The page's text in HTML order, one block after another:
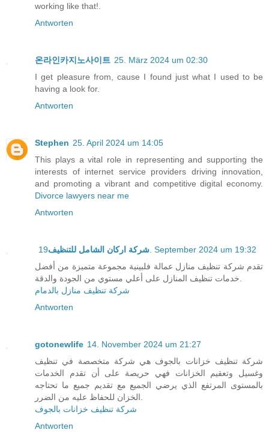
working like that!.
Antworten
온라인카지노사이트 25. März 2024 um 02:30
I get pleasure from, cause I found just what I used to be
having a look for.
Antworten
Stephen 25. April 2024 um 14:05
This plays a vital role in representing and supporting the
interests of internet service providers driving innovation,
and promoting a vibrant and competitive digital economy.
Divorce lawyers near me
Antworten
شركة اركان الشامل للتنظيف 19. September 2024 um 19:32
تقدم شركة تنظيف منازل عمالة فلبينية مجموعة متميزة من أفضل
شركة تنظيف منازل بالدمام
Antworten
gotonewlife 14. November 2024 um 21:27
شركة تنظيف خزانات بالجوف هي شركة متخصصة في تنظيف
وغسيل وتعقيم الخزانات فهي حريصة على أن تقدم الخدمات
بالمستوى المرتفع الذي يرضي الجميع مع تقديم جميع ما تحتاجه
شركة تنظيف خزانات بالجوف
Antworten